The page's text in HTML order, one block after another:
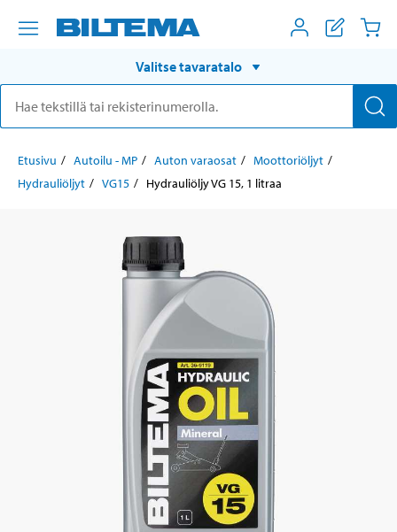
Valitse tavaratalo
Etusivu Autoilu - MP Auton varaosat
Moottoriöljyt
Hydrauliöljyt
VG15 Hydrauliöljy VG 15, 1 litraa